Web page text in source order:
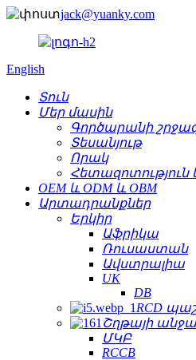
jack@yuanky.com
English
Տուն
Մեր մասին
Գործարանի
Տեսանյութ
Որակ
Հետազոտություն
OEM և ODM և OBM
Արտադրանքներ
Երկիր
Աֆրիկա
Ռուսաստան
Ավստրալիա
UK
DB
RCD
Շղթայի
ՄԿԲ
RCCB